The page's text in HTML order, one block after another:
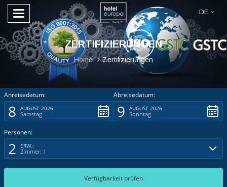
DE
ZERTIFIZIERUNGEN
Home Zertifizierungen
Anreisedatum:
8 AUGUST 2026
Samstag
Abreisedatum:
9 AUGUST 2026
Sonntag
Personen:
2 ERW.:
Zimmer: 1